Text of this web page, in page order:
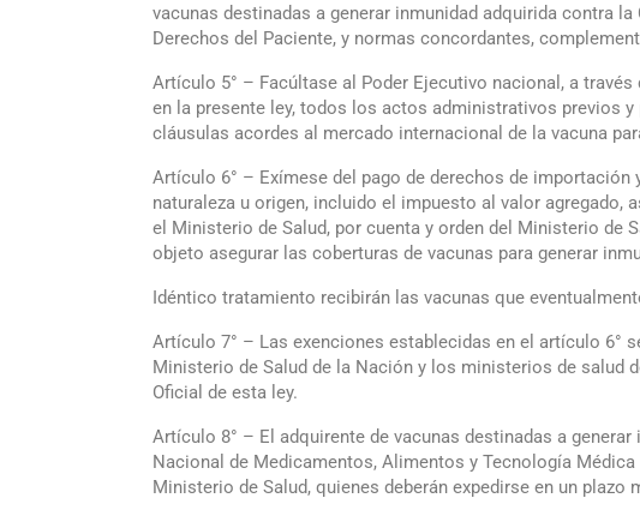
vacunas destinadas a generar inmunidad adquirida contra
Derechos del Paciente, y normas concordantes,
Artículo 5° – Facúltase al Poder Ejecutivo nacional, a
en la presente ley, todos los actos administrativos previos
cláusulas acordes al mercado internacional de la vacuna
Artículo 6° – Exímese del pago de derechos de
naturaleza u origen, incluido el impuesto al valor
el Ministerio de Salud, por cuenta y orden del Ministerio de
objeto asegurar las coberturas de vacunas para generar
Idéntico tratamiento recibirán las vacunas que
Artículo 7° – Las exenciones establecidas en el artículo 6°
Ministerio de Salud de la Nación y los ministerios de salud
Oficial de esta ley.
Artículo 8° – El adquirente de vacunas destinadas a
Nacional de Medicamentos, Alimentos y Tecnología
Ministerio de Salud, quienes deberán expedirse en un